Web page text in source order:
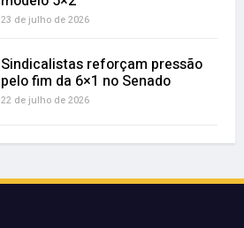
23 de julho de 2026
Sindicalistas reforçam pressão
pelo fim da 6×1 no Senado
22 de julho de 2026